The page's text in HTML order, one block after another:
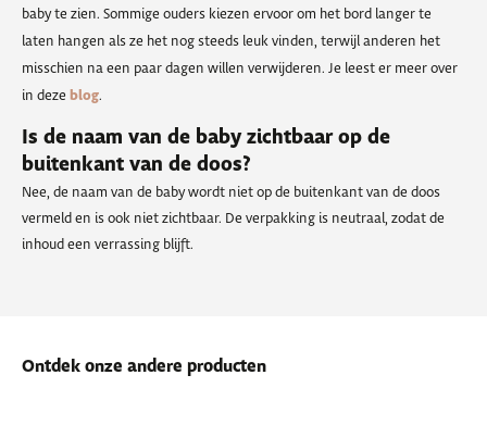
baby te zien. Sommige ouders kiezen ervoor om het bord langer te
laten hangen als ze het nog steeds leuk vinden, terwijl anderen het
misschien na een paar dagen willen verwijderen. Je leest er meer over
in deze blog.
Is de naam van de baby zichtbaar op de
buitenkant van de doos?
Nee, de naam van de baby wordt niet op de buitenkant van de doos
vermeld en is ook niet zichtbaar. De verpakking is neutraal, zodat de
inhoud een verrassing blijft.
Ontdek onze andere producten